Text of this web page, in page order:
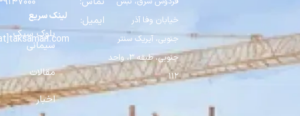
خیابان وفا آذر
جنوبی، آیریک سنتر
جنوبی، طبقه 3، واحد
112
ایمیل:
لینک سریع
بلوک سبک
سیمانی
مقالات
اخبار